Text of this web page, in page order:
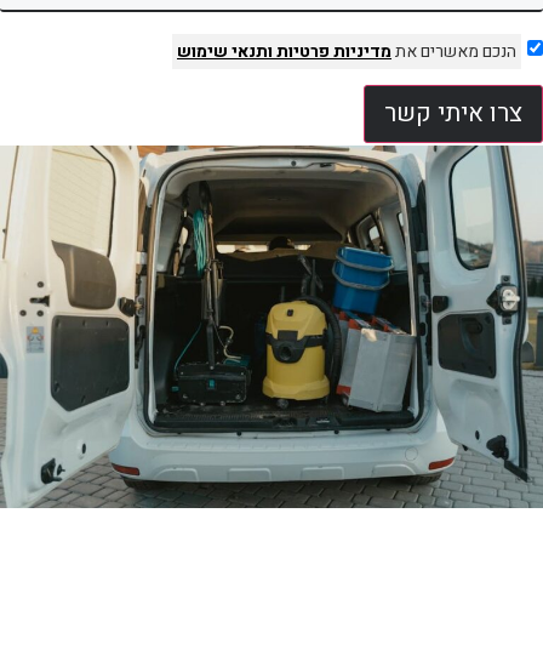
הנכם מאשרים אתמדיניות פרטיותותנאי שימוש
צרו איתי קשר